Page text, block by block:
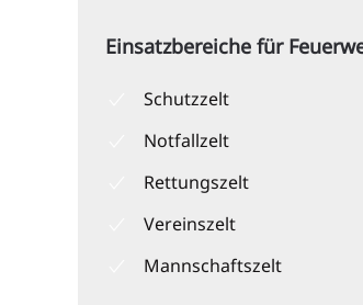
Einsatzbereiche für
Schutzzelt
Notfallzelt
Rettungszelt
Vereinszelt
Mannschaftszelt